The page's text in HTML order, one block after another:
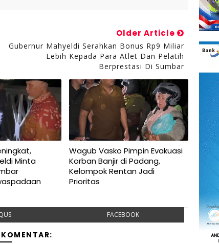
Older Article
Gubernur Mahyeldi Serahkan Bonus Rp9 Miliar
Lebih Kepada Para Atlet Dan Pelatih
Berprestasi Di Sumbar
Minta
Wagub Vasko Pimpin Evakuasi
Korban Banjir di Padang,
Kelompok Rentan Jadi
Prioritas
FACEBOOK